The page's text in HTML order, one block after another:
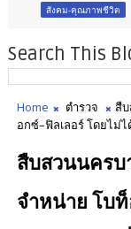
ม-คุณภาพชีวิต ภารกิจต
Search This
Home ตำรวจ
สื
อกซ์–ฟิลเลอร์ โดยไม่
สืบสวนนครบ
จำหน่าย โบ